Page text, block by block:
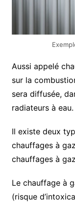
Aussi appelé
sur la
sera diffusée,
radiateurs à eau.
Il existe deux
chauffages à
chauffages à
Le chauffage à
(risque